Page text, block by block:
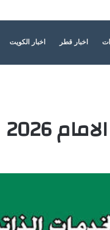
اخبار قطر اخبار الكويت
2026